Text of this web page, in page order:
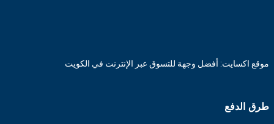
موقع اكسايت: أفضل وجهة للتسوق عبر الإنترنت في الكويت
طرق الدفع